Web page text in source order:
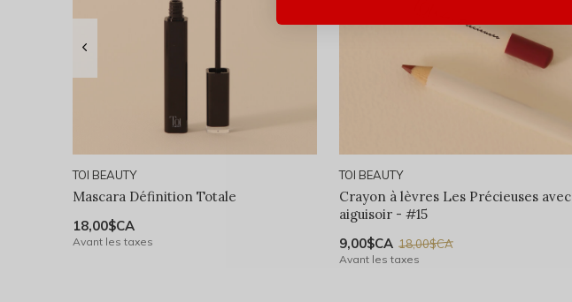
TOI BEAUTY
Mascara Définition Totale
18,00$CA
Avant les taxes
TOI BEAUTY
Crayon à lèvres Les Précieuses avec
aiguisoir - #15
9,00$CA 18,00$CA
Avant les taxes